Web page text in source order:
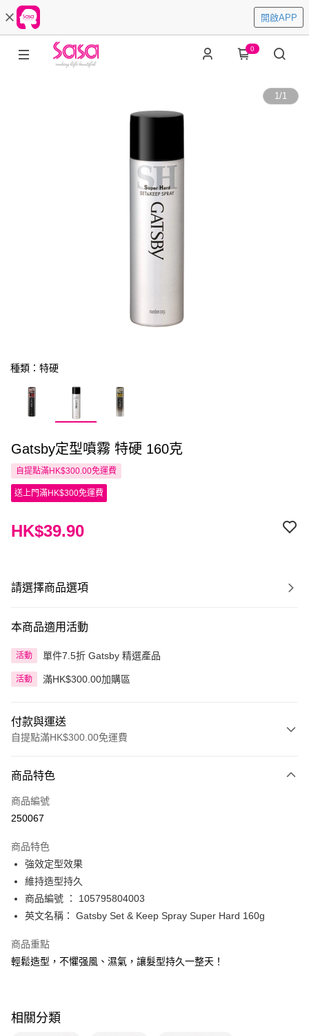
開啟APP
0
1/1
種類：特硬
Gatsby定型噴霧 特硬 160克
自提點滿HK$300.00免運費
送上門滿HK$300免運費
HK$39.90
請選擇商品選項
本商品適用活動
活動 單件7.5折 Gatsby 精選產品
活動 滿HK$300.00加購區
付款與運送
自提點滿HK$300.00免運費
信用卡
Apple Pay
PayMe
WeChat Pay
BoC Pay
送貨方式
順豐自助櫃 - 確認發貨後1-3個工作天送達
順豐站及營業點 - 確認發貨後1-3個工作天送達
商品特色
商品編號
250067
商品特色
強效定型效果
維持造型持久
商品編號 ： 105795804003
英文名稱： Gatsby Set & Keep Spray Super Hard 160g
商品重點
輕鬆造型，不懼强風、濕氣，讓髮型持久一整天！
相關分類